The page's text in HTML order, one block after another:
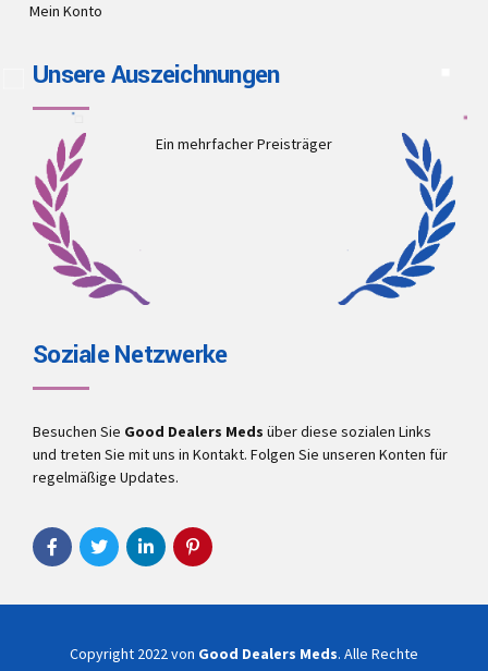
Mein Konto
Unsere Auszeichnungen
Ein mehrfacher Preisträger
Soziale Netzwerke
Besuchen Sie Good Dealers Meds über diese sozialen Links
und treten Sie mit uns in Kontakt. Folgen Sie unseren Konten für
regelmäßige Updates.
Copyright 2022 von Good Dealers Meds. Alle Rechte